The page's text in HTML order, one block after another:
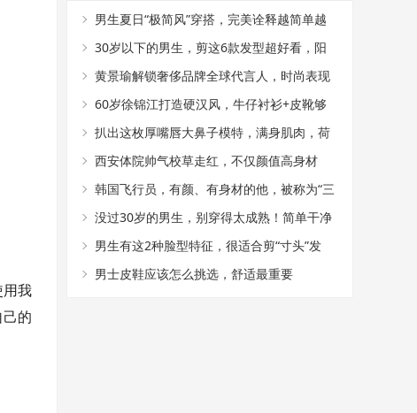
我
的
男生夏日“极简风”穿搭，完美诠释越简单越
帅气
30岁以下的男生，剪这6款发型超好看，阳
光又帅气
黄景瑜解锁奢侈品牌全球代言人，时尚表现
力真好
60岁徐锦江打造硬汉风，牛仔衬衫+皮靴够
时髦
扒出这枚厚嘴唇大鼻子模特，满身肌肉，荷
尔蒙爆棚
西安体院帅气校草走红，不仅颜值高身材
好，还是国家级田径运动员
韩国飞行员，有颜、有身材的他，被称为“三
十年一见的神颜”
没过30岁的男生，别穿得太成熟！简单干净
的T恤搭配，帅气又减龄
男生有这2种脸型特征，很适合剪“寸头”发
型，阳光又帅气
男士皮鞋应该怎么挑选，舒适最重要